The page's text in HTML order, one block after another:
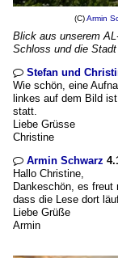
(C)Armin
Blick aus unserem
Schloss und die
 Stefan und
Wie schön, eine
linkes auf dem Bild
statt.
Liebe Grüsse
Christine
 Armin Schwarz
Hallo Christine,
Dankeschön, es
dass die Lese dort
Liebe Grüße
Armin